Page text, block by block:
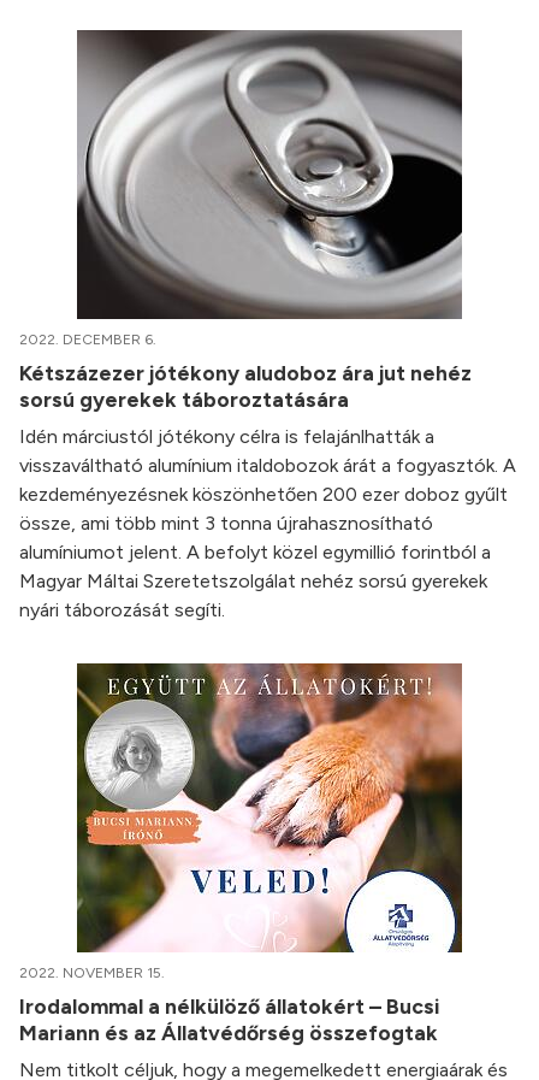
2022. DECEMBER 6.
Kétszázezer jótékony aludoboz ára jut nehéz
sorsú gyerekek táboroztatására
Idén márciustól jótékony célra is felajánlhatták a
visszaváltható alumínium italdobozok árát a fogyasztók. A
kezdeményezésnek köszönhetően 200 ezer doboz gyűlt
össze, ami több mint 3 tonna újrahasznosítható
alumíniumot jelent. A befolyt közel egymillió forintból a
Magyar Máltai Szeretetszolgálat nehéz sorsú gyerekek
nyári táborozását segíti.
2022. NOVEMBER 15.
Irodalommal a nélkülöző állatokért – Bucsi
Mariann és az Állatvédőrség összefogtak
Nem titkolt céljuk, hogy a megemelkedett energiaárak és